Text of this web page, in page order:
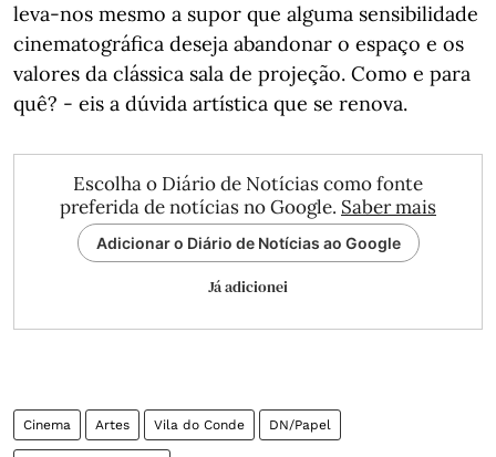
leva-nos mesmo a supor que alguma sensibilidade
cinematográfica deseja abandonar o espaço e os
valores da clássica sala de projeção. Como e para
quê? - eis a dúvida artística que se renova.
Escolha o Diário de Notícias como fonte
preferida de notícias no Google. Saber mais
Adicionar o Diário de Notícias ao Google
Já adicionei
Cinema Artes Vila do Conde DN/Papel